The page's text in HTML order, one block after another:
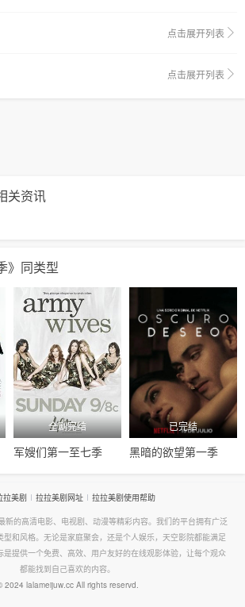
点击展开列表
点击展开列表
关资讯
》同类型
全剧完结
军嫂们第一至七季
已完结
黑暗的欲望第一季
拉美剧 拉拉美剧网址 拉拉美剧使用帮助
新的高清电影、电视剧、动漫等精彩内容。我们的平台拥有广泛
型和风格。无论是家庭聚会，还是个人娱乐，天空影院都能满足
是提供一个免费、高效、用户友好的在线观影体验，让每个观众
都能找到自己喜欢的内容。
2024 lalameijuw.cc All rights reservd.